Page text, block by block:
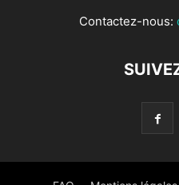
Contactez-nous: